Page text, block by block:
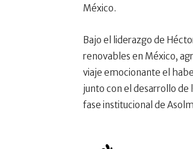
México.
Bajo el liderazgo de
renovables en México,
viaje emocionante el
junto con el desarrollo de
fase institucional de